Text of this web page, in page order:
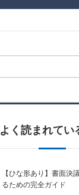
よく読まれてい
【ひな形あり】書面決
るための完全ガイド